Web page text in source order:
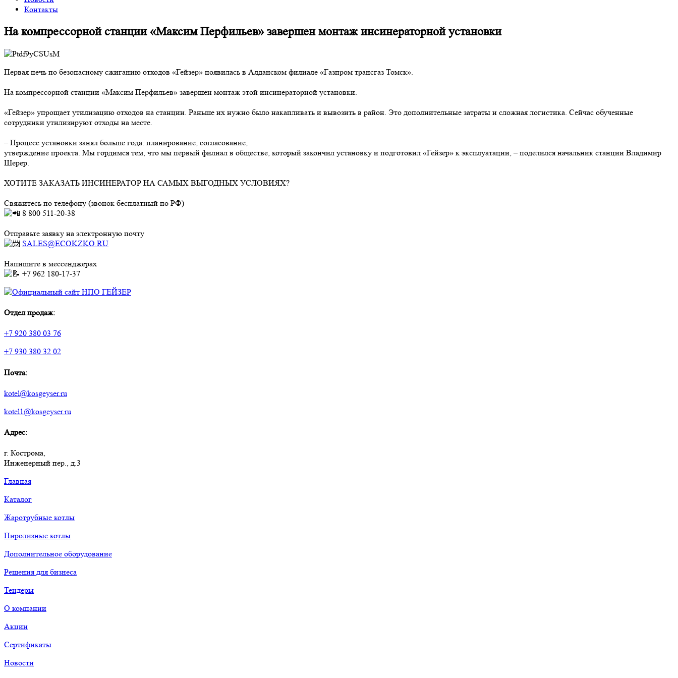
Контакты
На компрессорной станции «Максим Перфильев» завершен монтаж инсинераторной установки
Первая печь по безопасному сжиганию отходов «Гейзер» появилась в Алданском филиале «Газпром трансгаз Томск».
На компрессорной станции «Максим Перфильев» завершен монтаж этой инсинераторной установки.
«Гейзер» упрощает утилизацию отходов на станции. Раньше их нужно было накапливать и вывозить в район. Это дополнительные затраты и сложная логистика. Сейчас обученные
сотрудники утилизируют отходы на месте.
– Процесс установки занял больше года: планирование, согласование,
утверждение проекта. Мы гордимся тем, что мы первый филиал в обществе, который закончил установку и подготовил «Гейзер» к эксплуатации, – поделился начальник станции Владимир
Шерер.
ХОТИТЕ ЗАКАЗАТЬ ИНСИНЕРАТОР НА САМЫХ ВЫГОДНЫХ УСЛОВИЯХ?
Свяжитесь по телефону (звонок бесплатный по РФ)
8 800 511-20-38
Отправьте заявку на электронную почту
SALES@ECOKZKO.RU
Напишите в мессенджерах
+7 962 180-17-37
Отдел продаж:
+7 920 380 03 76
+7 930 380 32 02
Почта:
kotel@kosgeyser.ru
kotel1@kosgeyser.ru
Адрес:
г. Кострома,
Инженерный пер., д.3
Главная
Каталог
Жаротрубные котлы
Пиролизные котлы
Дополнительное оборудование
Решения для бизнеса
Тендеры
О компании
Акции
Сертификаты
Новости